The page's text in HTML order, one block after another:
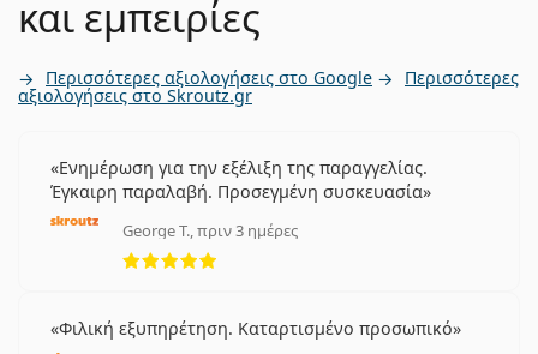
και εμπειρίες
Περισσότερες αξιολογήσεις στο Google Περισσότερες
αξιολογήσεις στο Skroutz.gr
Ενημέρωση για την εξέλιξη της παραγγελίας.
Έγκαιρη παραλαβή. Προσεγμένη συσκευασία
George T., πριν 3 ημέρες
5 αξιολογήσεις από 5
Φιλική εξυπηρέτηση. Καταρτισμένο προσωπικό